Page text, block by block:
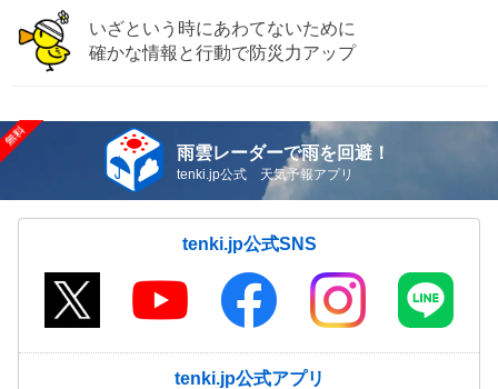
いざという時にあわてないために
確かな情報と行動で防災力アップ
雨雲レーダーで雨を回避！
tenki.jp公式 天気予報アプリ
tenki.jp公式SNS
tenki.jp公式アプリ